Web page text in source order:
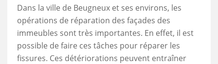
Dans la ville de Beugneux et ses environs, les
opérations de réparation des façades des
immeubles sont très importantes. En effet, il est
possible de faire ces tâches pour réparer les
fissures. Ces détériorations peuvent entraîner